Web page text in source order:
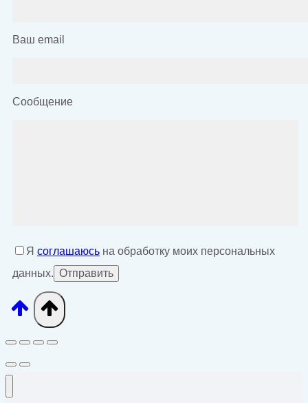
Ваш email
Сообщение
Я соглашаюсь на обработку моих персональных
данных.